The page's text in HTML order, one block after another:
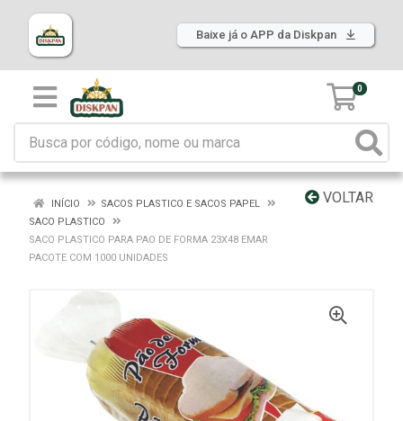
Baixe já o APP da Diskpan
0
VOLTAR
INÍCIO
SACOS PLASTICO E SACOS PAPEL
SACO PLASTICO
SACO PLASTICO PARA PAO DE FORMA 23X48 EMAR
PACOTE COM 1000 UNIDADES